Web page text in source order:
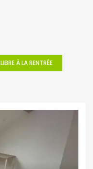
LIBRE À LA RENTRÉE